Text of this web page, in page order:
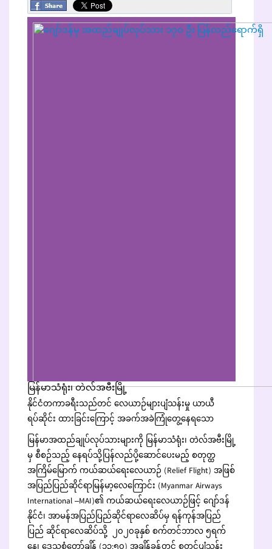
မြန်မာသံရုံး၊ တဲလ်အဗီးမြို့
နိုင်ငံတကာခရီးသည်တင် လေယာဉ်များပျံသန်းမှု ယာယီ
ရပ်ဆိုင်း ထားခြင်းကြောင့် အခက်အခဲကြုံတွေ့နေရသော
မြန်မာအထည်ချုပ်လုပ်သားများကို မြန်မာသံရုံး၊ တဲလ်အဗီးမြို့
မှ စီစဉ်သည့် နေရပ်သို့ပြန်လည်ပို့ဆောင်ပေးမည့် စတုတ္ထ
အကြိမ်မြောက် ကယ်ဆယ်ရေးလေယာဉ် (Relief Flight) အဖြစ်
အပြည်ပြည်ဆိုင်ရာမြန်မာ့လေကြောင်း (Myanmar Airways
International –MAI)၏ ကယ်ဆယ်ရေးလေယာဉ်ဖြင့် ဂျော်ဒန်
နိုင်ငံ၊ အာမန်အပြည်ပြည်ဆိုင်ရာလေဆိပ်မှ ရန်ကုန်အပြည်
ပြည် ဆိုင်ရာလေဆိပ်သို့ ၂၀၂၀ခုနှစ် စက်တင်ဘာလ ၅ရက်